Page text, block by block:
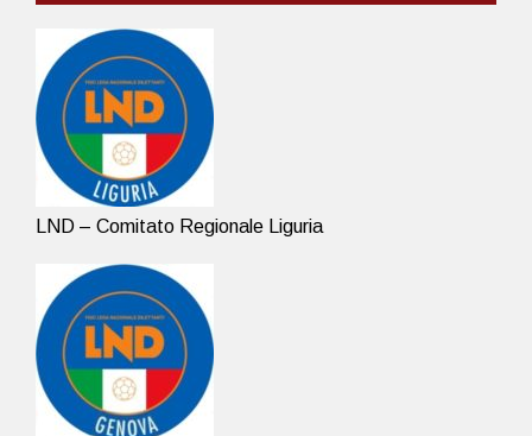
LND – Comitato Regionale Liguria